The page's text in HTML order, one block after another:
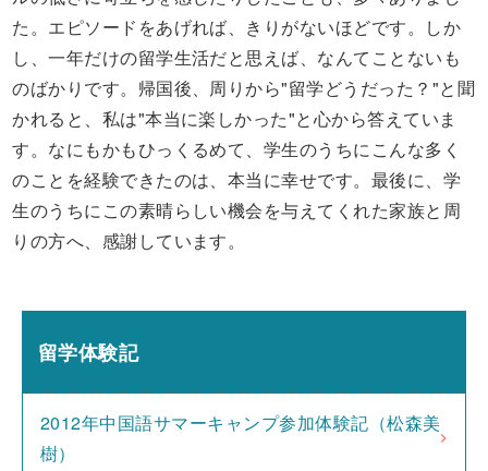
た。エピソードをあげれば、きりがないほどです。しか
し、一年だけの留学生活だと思えば、なんてことないも
のばかりです。帰国後、周りから"留学どうだった？"と聞
かれると、私は"本当に楽しかった"と心から答えていま
す。なにもかもひっくるめて、学生のうちにこんな多く
のことを経験できたのは、本当に幸せです。最後に、学
生のうちにこの素晴らしい機会を与えてくれた家族と周
りの方へ、感謝しています。
留学体験記
2012年中国語サマーキャンプ参加体験記（松森美
樹）